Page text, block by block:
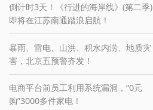
倒计时3天！《行进的海岸线》(第二季)
即将在江苏南通踏浪启航！
暴雨、雷电、山洪、积水内涝、地质灾
害，北京五预警齐发！
电商平台前员工利用系统漏洞，“0元
购”3000多件家电！